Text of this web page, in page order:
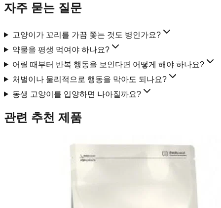
자주 묻는 질문
고양이가 꼬리를 가끔 쫓는 것도 병인가요?
약물을 평생 먹여야 하나요?
어릴 때부터 반복 행동을 보인다면 어떻게 해야 하나요?
처벌이나 물리적으로 행동을 막아도 되나요?
동생 고양이를 입양하면 나아질까요?
관련 추천 제품